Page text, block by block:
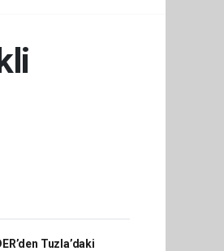
Tuzla’daki